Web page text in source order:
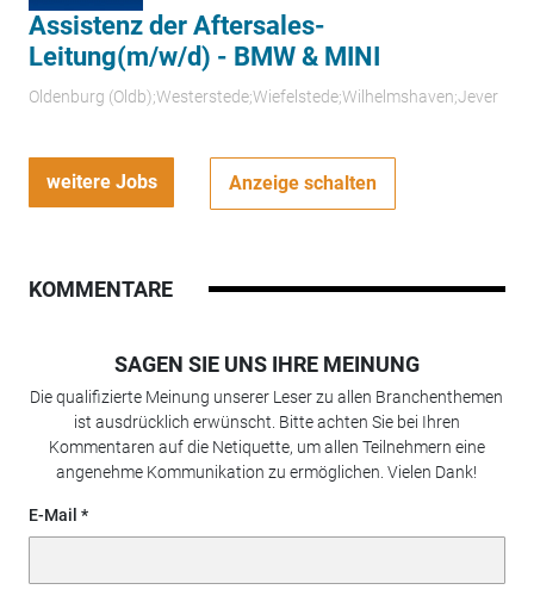
Assistenz der Aftersales-
Leitung(m/w/d) - BMW & MINI
Oldenburg (Oldb);Westerstede;Wiefelstede;Wilhelmshaven;Jever
weitere Jobs Anzeige schalten
KOMMENTARE
SAGEN SIE UNS IHRE MEINUNG
Die qualifizierte Meinung unserer Leser zu allen Branchenthemen
ist ausdrücklich erwünscht. Bitte achten Sie bei Ihren
Kommentaren auf die Netiquette, um allen Teilnehmern eine
angenehme Kommunikation zu ermöglichen. Vielen Dank!
E-Mail